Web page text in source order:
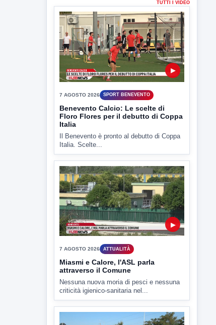
▶
7 AGOSTO 2026 SPORT BENEVENTO
Benevento Calcio: Le scelte di
Floro Flores per il debutto di Coppa
Il Benevento è pronto al debutto di Coppa
Italia. Scelte...
▶
7 AGOSTO 2026 ATTUALITÀ
Miasmi e Calore, l'ASL parla
attraverso il Comune
Nessuna nuova moria di pesci e nessuna
criticità igienico-sanitaria nel...